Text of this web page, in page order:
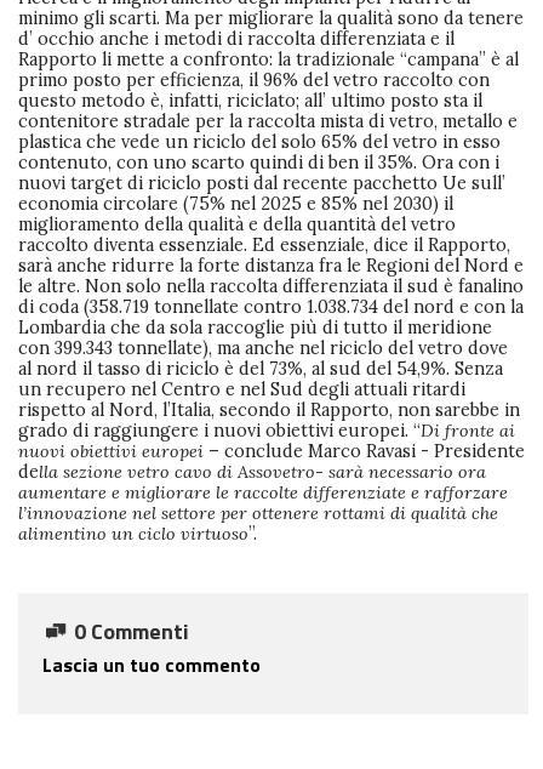
minimo gli scarti. Ma per migliorare la qualità sono da tenere
d’ occhio anche i metodi di raccolta differenziata e il
Rapporto li mette a confronto: la tradizionale “campana” è al
primo posto per efficienza, il 96% del vetro raccolto con
questo metodo è, infatti, riciclato; all’ ultimo posto sta il
contenitore stradale per la raccolta mista di vetro, metallo e
plastica che vede un riciclo del solo 65% del vetro in esso
contenuto, con uno scarto quindi di ben il 35%. Ora con i
nuovi target di riciclo posti dal recente pacchetto Ue sull’
economia circolare (75% nel 2025 e 85% nel 2030) il
miglioramento della qualità e della quantità del vetro
raccolto diventa essenziale. Ed essenziale, dice il Rapporto,
sarà anche ridurre la forte distanza fra le Regioni del Nord e
le altre. Non solo nella raccolta differenziata il sud è fanalino
di coda (358.719 tonnellate contro 1.038.734 del nord e con la
Lombardia che da sola raccoglie più di tutto il meridione
con 399.343 tonnellate), ma anche nel riciclo del vetro dove
al nord il tasso di riciclo è del 73%, al sud del 54,9%. Senza
un recupero nel Centro e nel Sud degli attuali ritardi
rispetto al Nord, l’Italia, secondo il Rapporto, non sarebbe in
grado di raggiungere i nuovi obiettivi europei. “Di fronte ai
nuovi obiettivi europei – conclude Marco Ravasi - Presidente
della sezione vetro cavo di Assovetro- sarà necessario ora
aumentare e migliorare le raccolte differenziate e rafforzare
l’innovazione nel settore per ottenere rottami di qualità che
alimentino un ciclo virtuoso”.
0 Commenti
Lascia un tuo commento